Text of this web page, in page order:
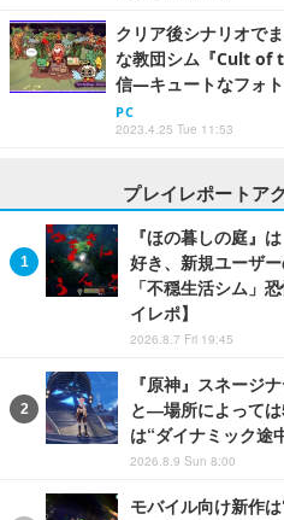
クリア後シナリオで
な教団シム『Cult of
信―キュートなフォ
PC
2023.4.25 Tue 11:53
プレイレポートア
『ほの暮しの庭』
好き、新規ユーザ
「不穏生活シム」
イレポ】
2026.8.7 Fri 19:45
『原神』スネージ
と―場所によって
は“ダイナミック途
2026.8.9 Sun 8:00
モバイル向け新作